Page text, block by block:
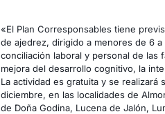
«El Plan Corresponsables tiene
de ajedrez, dirigido a menores de 6
conciliación laboral y personal de las
mejora del desarrollo cognitivo, la
La actividad es gratuita y se
diciembre, en las localidades de
de Doña Godina, Lucena de Jalón,